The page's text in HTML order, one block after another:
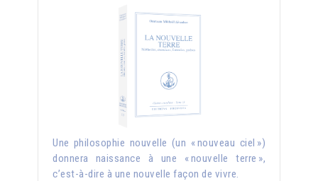
Une philosophie nouvelle (un « nouveau ciel »)
donnera naissance à une « nouvelle terre »,
c’est-à-dire à une nouvelle façon de vivre.